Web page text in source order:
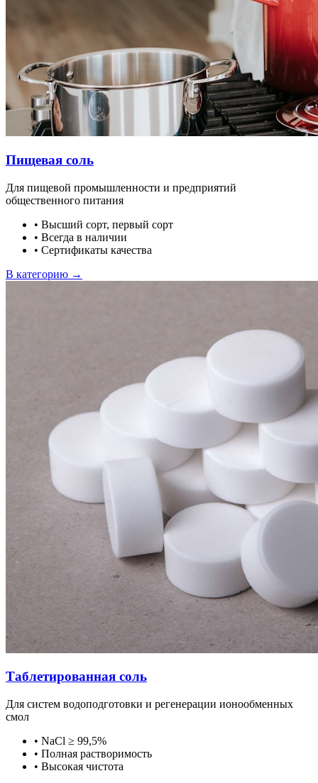
Пищевая соль
Для пищевой промышленности и предприятий
общественного питания
• Высший сорт, первый сорт
• Всегда в наличии
• Сертификаты качества
В категорию →
Таблетированная соль
Для систем водоподготовки и регенерации ионообменных
смол
• NaCl ≥ 99,5%
• Полная растворимость
• Высокая чистота